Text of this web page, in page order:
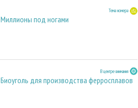
Тема номера
Миллионы под ногами
В центре внимания
Биоуголь для производства ферросплавов